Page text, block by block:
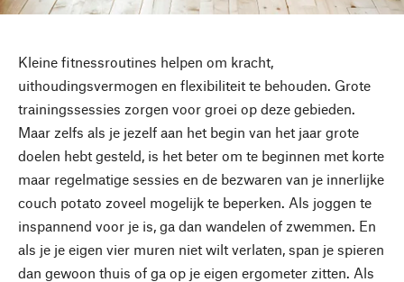
Kleine fitnessroutines helpen om kracht,
uithoudingsvermogen en flexibiliteit te behouden. Grote
trainingssessies zorgen voor groei op deze gebieden.
Maar zelfs als je jezelf aan het begin van het jaar grote
doelen hebt gesteld, is het beter om te beginnen met korte
maar regelmatige sessies en de bezwaren van je innerlijke
couch potato zoveel mogelijk te beperken. Als joggen te
inspannend voor je is, ga dan wandelen of zwemmen. En
als je je eigen vier muren niet wilt verlaten, span je spieren
dan gewoon thuis of ga op je eigen ergometer zitten. Als